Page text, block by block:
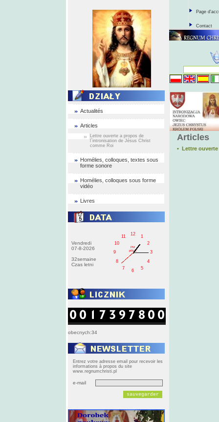
Actualités
Articles
Lettre ouverte a propos de
l`intronisation de Jésus Christ
comme Roi
Homélies, colloques, textes sous
forme sonore
Homélies, colloques sous forme
vidéo
Livres
Vendredi
07-8-2026
32semaine
Czas letni
1
2
3
4
5
6
7
8
9
10
11
12
PM
pištek
obecnych:34
Entrez votre adresse email pour recevoir les
informations à propos du site
www.regnumchristi.pl
e-mail
Page
Contact
Articles
• Lettre